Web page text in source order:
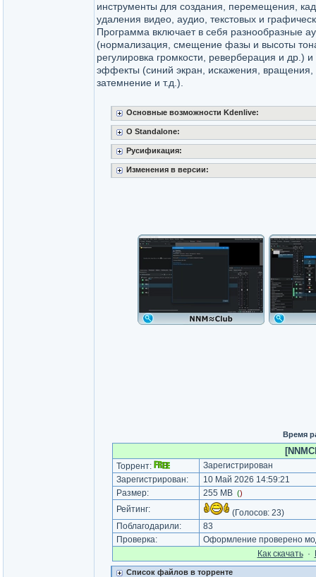
инструменты для создания, перемещения,
удаления видео, аудио, текстовых и
Программа включает в себя разнообразные
(нормализация, смещение фазы и высоты
регулировка громкости, реверберация и др.)
эффекты (синий экран, искажения, вращения,
затемнение и т.д.).
Основные возможности Kdenlive:
O Standalone:
Русификация:
Изменения в версии:
Время
Торрент:
Зарегистрирован
Зарегистрирован:
10 Май 2026 14:59:21
Размер:
255 MB ()
Рейтинг: (Голосов: 23)
Поблагодарили:
83
Проверка:
Оформление проверено
Как cкачать·
Список файлов в торренте